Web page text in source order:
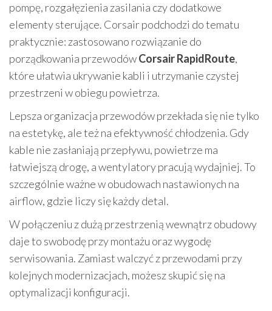
pompę, rozgałęzienia zasilania czy dodatkowe
elementy sterujące. Corsair podchodzi do tematu
praktycznie: zastosowano rozwiązanie do
porządkowania przewodówCorsair RapidRoute,
które ułatwia ukrywanie kabli i utrzymanie czystej
przestrzeni w obiegu powietrza.
Lepsza organizacja przewodów przekłada się nie tylko
na estetykę, ale też na efektywność chłodzenia. Gdy
kable nie zasłaniają przepływu, powietrze ma
łatwiejszą drogę, a wentylatory pracują wydajniej. To
szczególnie ważne w obudowach nastawionych na
airflow, gdzie liczy się każdy detal.
W połączeniu z dużą przestrzenią wewnątrz obudowy
daje to swobodę przy montażu oraz wygodę
serwisowania. Zamiast walczyć z przewodami przy
kolejnych modernizacjach, możesz skupić się na
optymalizacji konfiguracji.